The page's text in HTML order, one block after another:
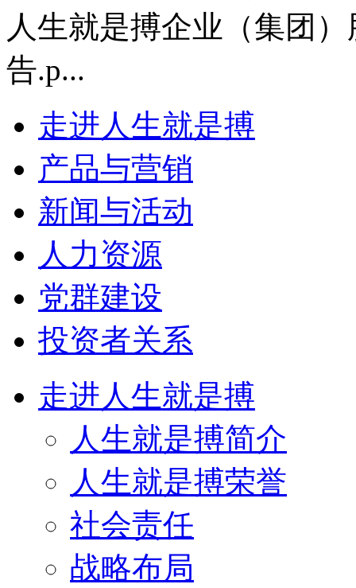
人生就是搏企业（集团
告.p...
走进人生就是搏
产品与营销
新闻与活动
人力资源
党群建设
投资者关系
走进人生就是搏
人生就是搏简介
人生就是搏荣誉
社会责任
战略布局